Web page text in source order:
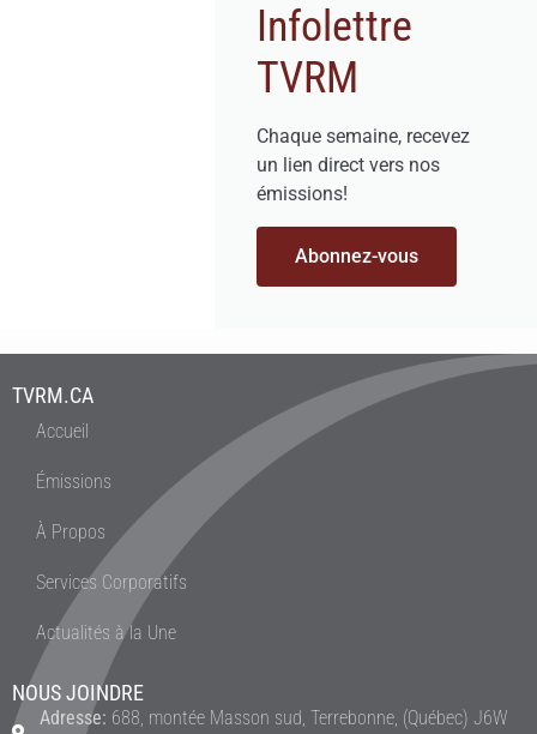
Infolettre
TVRM
Chaque semaine, recevez
un lien direct vers nos
émissions!
Abonnez-vous
TVRM.CA
Accueil
Émissions
À Propos
Services Corporatifs
Actualités à la Une
NOUS JOINDRE
Adresse: 688, montée Masson sud, Terrebonne, (Québec) J6W